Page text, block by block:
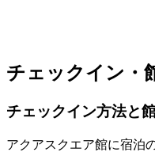
チェックイン・
チェックイン方法と
アクアスクエア館に宿泊